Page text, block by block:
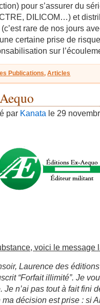
pour s’assurer du
DILICOM…) et
rare de nos jours
une certaine prise de
sur
Publications,Articles
par Kanata le 29
voici le message
Laurence des
“Forfait illimité”. Je
Je n’ai pas tout à fait fini
ma décision est prise : si